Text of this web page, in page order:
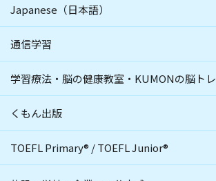
Japanese（日本語）
通信学習
学習療法・脳の健康教室・KUMONの脳トレ
くもん出版
TOEFL Primary® /TOEFL Junior®